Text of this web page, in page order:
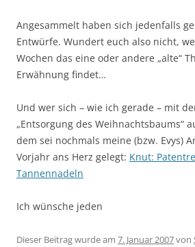
Angesammelt haben sich jedenfalls
Entwürfe. Wundert euch also nicht,
Wochen das eine oder andere „alte“
Erwähnung findet…
Und wer sich – wie ich gerade – mit
„Entsorgung des Weihnachtsbaums“
dem sei nochmals meine (bzw. Evys)
Vorjahr ans Herz gelegt: Knut:
Tannennadeln
Ich wünsche jeden
Dieser Beitrag wurde am 7. Januar 2007von